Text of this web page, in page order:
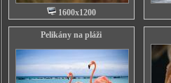
1600x1200
Pelikány na pláži